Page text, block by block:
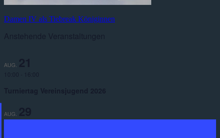
Beitragsnavigation
Vorheriger
Damen IV als Tiebreak Königinnen
AUG.
AUG.